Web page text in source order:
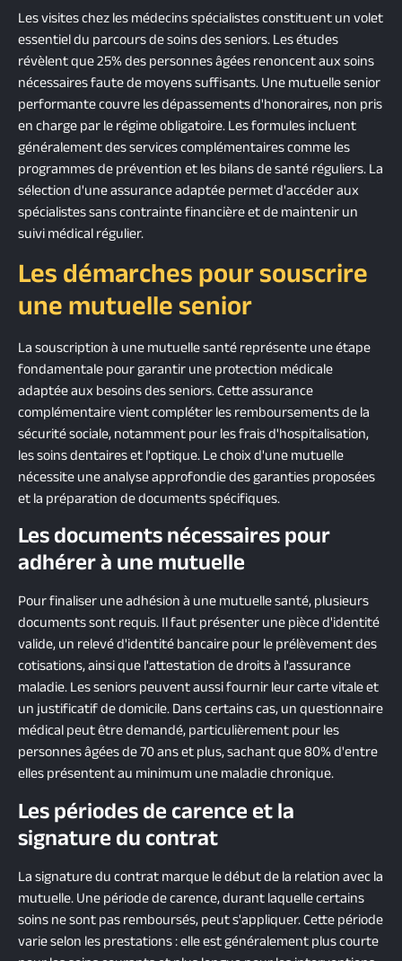
Les visites chez les médecins spécialistes constituent un volet
essentiel du parcours de soins des seniors. Les études
révèlent que 25% des personnes âgées renoncent aux soins
nécessaires faute de moyens suffisants. Une mutuelle senior
performante couvre les dépassements d'honoraires, non pris
en charge par le régime obligatoire. Les formules incluent
généralement des services complémentaires comme les
programmes de prévention et les bilans de santé réguliers. La
sélection d'une assurance adaptée permet d'accéder aux
spécialistes sans contrainte financière et de maintenir un
suivi médical régulier.
Les démarches pour souscrire
une mutuelle senior
La souscription à une mutuelle santé représente une étape
fondamentale pour garantir une protection médicale
adaptée aux besoins des seniors. Cette assurance
complémentaire vient compléter les remboursements de la
sécurité sociale, notamment pour les frais d'hospitalisation,
les soins dentaires et l'optique. Le choix d'une mutuelle
nécessite une analyse approfondie des garanties proposées
et la préparation de documents spécifiques.
Les documents nécessaires pour
adhérer à une mutuelle
Pour finaliser une adhésion à une mutuelle santé, plusieurs
documents sont requis. Il faut présenter une pièce d'identité
valide, un relevé d'identité bancaire pour le prélèvement des
cotisations, ainsi que l'attestation de droits à l'assurance
maladie. Les seniors peuvent aussi fournir leur carte vitale et
un justificatif de domicile. Dans certains cas, un questionnaire
médical peut être demandé, particulièrement pour les
personnes âgées de 70 ans et plus, sachant que 80% d'entre
elles présentent au minimum une maladie chronique.
Les périodes de carence et la
signature du contrat
La signature du contrat marque le début de la relation avec la
mutuelle. Une période de carence, durant laquelle certains
soins ne sont pas remboursés, peut s'appliquer. Cette période
varie selon les prestations : elle est généralement plus courte